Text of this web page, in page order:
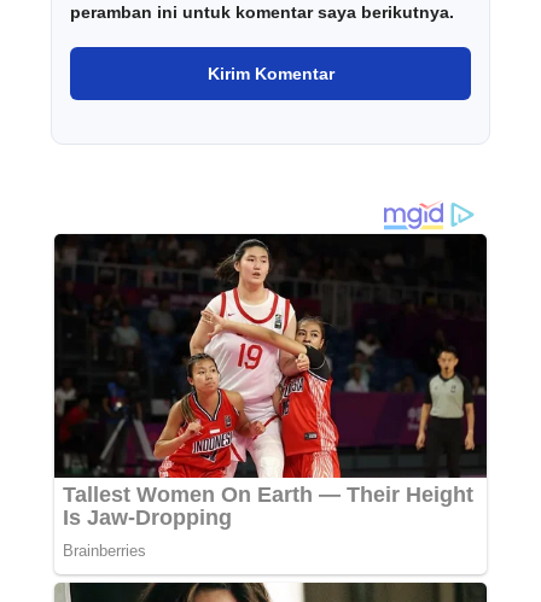
peramban ini untuk komentar saya berikutnya.